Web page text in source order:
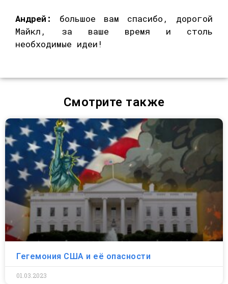
Андрей:
большое вам спасибо, дорогой
Майкл, за ваше время и столь
необходимые идеи!
Смотрите также
Гегемония США и её опасности
01.03.2023